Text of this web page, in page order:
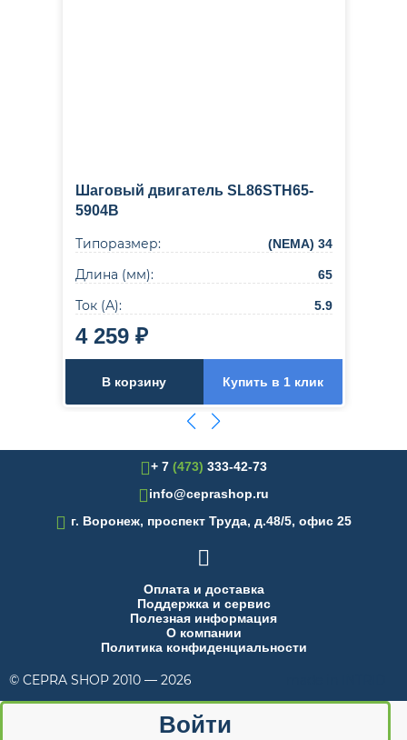
Шаговый двигатель SL86STH65-
5904B
Типоразмер: (NEMA) 34
Длина (мм): 65
Ток (А): 5.9
4 259 ₽
В корзину Купить в 1 клик
+ 7 (473) 333-42-73
info@ceprashop.ru
 г. Воронеж, проспект Труда, д.48/5, офис 25

Оплата и доставка
Поддержка и сервис
Полезная информация
О компании
Политика конфиденциальности
© CEPRA SHOP 2010 — 2026
Войти